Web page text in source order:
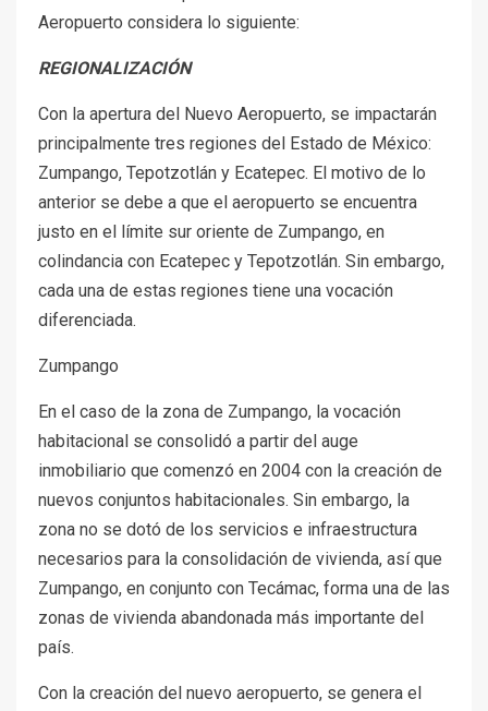
Aeropuerto considera lo siguiente:
REGIONALIZACIÓN
Con la apertura del Nuevo Aeropuerto, se impactarán
principalmente tres regiones del Estado de México:
Zumpango, Tepotzotlán y Ecatepec. El motivo de lo
anterior se debe a que el aeropuerto se encuentra
justo en el límite sur oriente de Zumpango, en
colindancia con Ecatepec y Tepotzotlán. Sin embargo,
cada una de estas regiones tiene una vocación
diferenciada.
Zumpango
En el caso de la zona de Zumpango, la vocación
habitacional se consolidó a partir del auge
inmobiliario que comenzó en 2004 con la creación de
nuevos conjuntos habitacionales. Sin embargo, la
zona no se dotó de los servicios e infraestructura
necesarios para la consolidación de vivienda, así que
Zumpango, en conjunto con Tecámac, forma una de las
zonas de vivienda abandonada más importante del
país.
Con la creación del nuevo aeropuerto, se genera el